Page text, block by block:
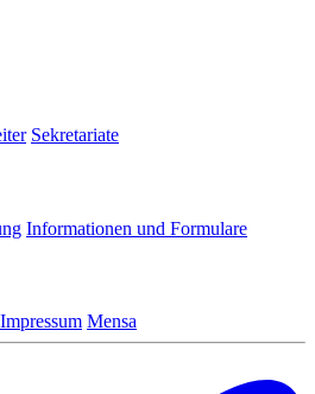
Sekretariate
Informationen und Formulare
Impressum Mensa